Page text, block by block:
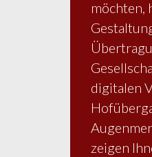
möchten,
digitalen
zeigen